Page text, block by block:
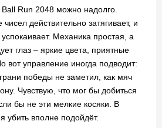
Run 2048 можно надолго.
действительно затягивает, и
Механика простая, а
глаз – яркие цвета, приятные
вот управление иногда подводит:
победы не заметил, как мяч
Чувствую, что мог бы добиться
бы не эти мелкие косяки. В
убить вполне подойдёт.